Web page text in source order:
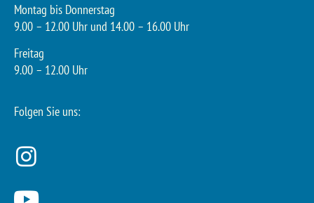
Montag bis Donnerstag
9.00 – 12.00 Uhr und 14.00 – 16.00 Uhr
Freitag
9.00 – 12.00 Uhr
Folgen Sie uns: